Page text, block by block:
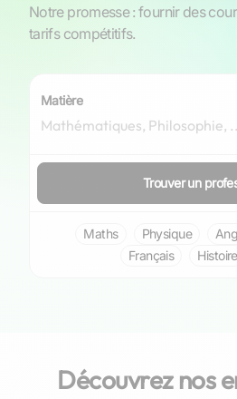
Notre promesse : fournir des
tarifs compétitifs.
Matière
Trouver un
Maths Physique
Français
Histoire
Découvrez nos